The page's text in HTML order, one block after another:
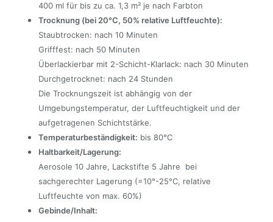
400 ml für bis zu ca. 1,3 m² je nach Farbton
Trocknung (bei 20°C, 50% relative Luftfeuchte):
Staubtrocken: nach 10 Minuten
Grifffest: nach 50 Minuten
Überlackierbar mit 2-Schicht-Klarlack: nach 30 Minuten
Durchgetrocknet: nach 24 Stunden
Die Trocknungszeit ist abhängig von der
Umgebungstemperatur, der Luftfeuchtigkeit und der
aufgetragenen Schichtstärke.
Temperaturbeständigkeit: bis 80°C
Haltbarkeit/Lagerung:
Aerosole 10 Jahre, Lackstifte 5 Jahre bei
sachgerechter Lagerung (=10°-25°C, relative
Luftfeuchte von max. 60%)
Gebinde/Inhalt: